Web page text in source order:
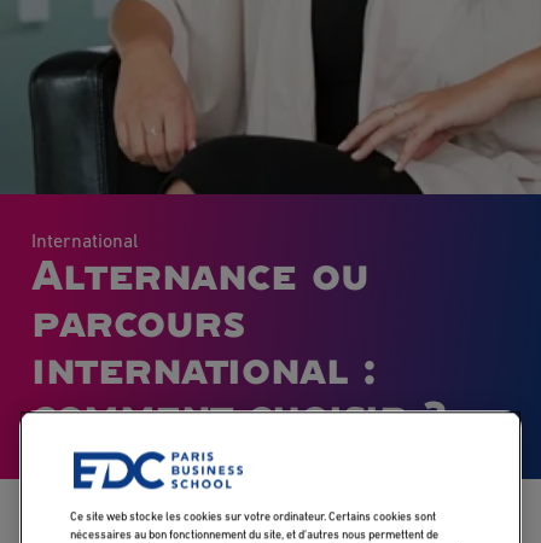
International
Alternance ou
parcours
international :
comment choisir ?
Accueil Blog Alternance ou parcours international : comment choisir ?
Ce site web stocke les cookies sur votre ordinateur. Certains cookies sont
nécessaires au bon fonctionnement du site, et d’autres nous permettent de